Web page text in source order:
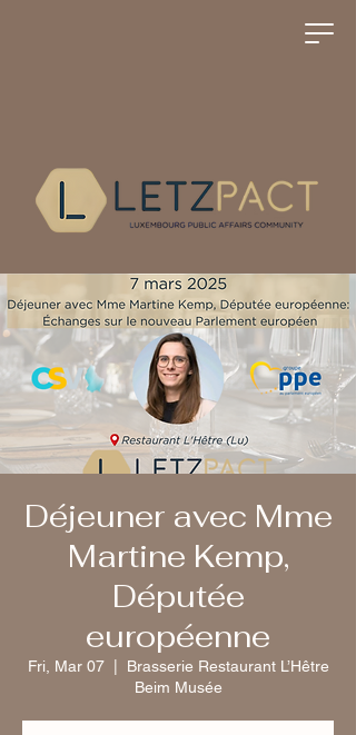
Déjeuner avec Mme
Martine Kemp,
Députée
européenne
Fri, Mar 07
  |
Brasserie Restaurant L’Hêtre
Beim Musée